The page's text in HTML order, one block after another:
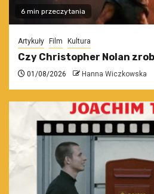
6 min przeczytania
Artykuły Film Kultura
Czy Christopher Nolan
01/08/2026 Hanna Wiczkowska